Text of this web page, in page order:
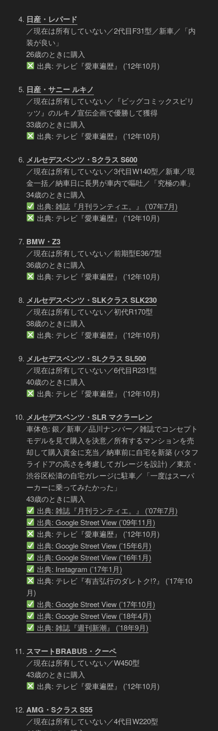
日産・レパード
／現在は所有していない／2代目F31型／新車／「内
装が良い」
26歳のときに購入
出典: テレビ『愛車遍歴』 (’12年10月)
日産・サニー ルキノ
／現在は所有していない／『ビッグコミックスピリ
ッツ』のルキノ宣伝企画で優勝して獲得
33歳のときに購入
出典: テレビ『愛車遍歴』 (’12年10月)
メルセデスベンツ・Sクラス S600
／現在は所有していない／3代目W140型／新車／現
金一括／納車日に長男が車内で嘔吐／「究極の車」
34歳のときに購入
出典: 雑誌『月刊ランティエ。』 (’07年7月)
出典: テレビ『愛車遍歴』 (’12年10月)
BMW・Z3
／現在は所有していない／前期型E36/7型
36歳のときに購入
出典: テレビ『愛車遍歴』 (’12年10月)
メルセデスベンツ・SLKクラス SLK230
／現在は所有していない／初代R170型
38歳のときに購入
出典: テレビ『愛車遍歴』 (’12年10月)
メルセデスベンツ・SLクラス SL500
／現在は所有していない／6代目R231型
40歳のときに購入
出典: テレビ『愛車遍歴』 (’12年10月)
メルセデスベンツ・SLR マクラーレン
車体色: 銀／新車／品川ナンバー／雑誌でコンセプト
モデルを見て購入を決意／所有するマンションを売
却して購入資金に充当／納車前に自宅を新築 (バタフ
ライドアの高さを考慮してガレージを設計) ／東京・
渋谷区松濤の自宅ガレージに駐車／「一度はスーパ
ーカーに乗ってみたかった」
43歳のときに購入
出典: 雑誌『月刊ランティエ。』 (’07年7月)
出典: Google Street View (’09年11月)
出典: テレビ『愛車遍歴』 (’12年10月)
出典: Google Street View (’15年6月)
出典: Google Street View (’16年1月)
出典: Instagram (’17年1月)
出典: テレビ『有吉弘行のダレトク!?』 (’17年10
月)
出典: Google Street View (’17年10月)
出典: Google Street View (’18年4月)
出典: 雑誌『週刊新潮』 (’18年9月)
スマートBRABUS・クーペ
／現在は所有していない／W450型
43歳のときに購入
出典: テレビ『愛車遍歴』 (’12年10月)
AMG・Sクラス S55
／現在は所有していない／4代目W220型